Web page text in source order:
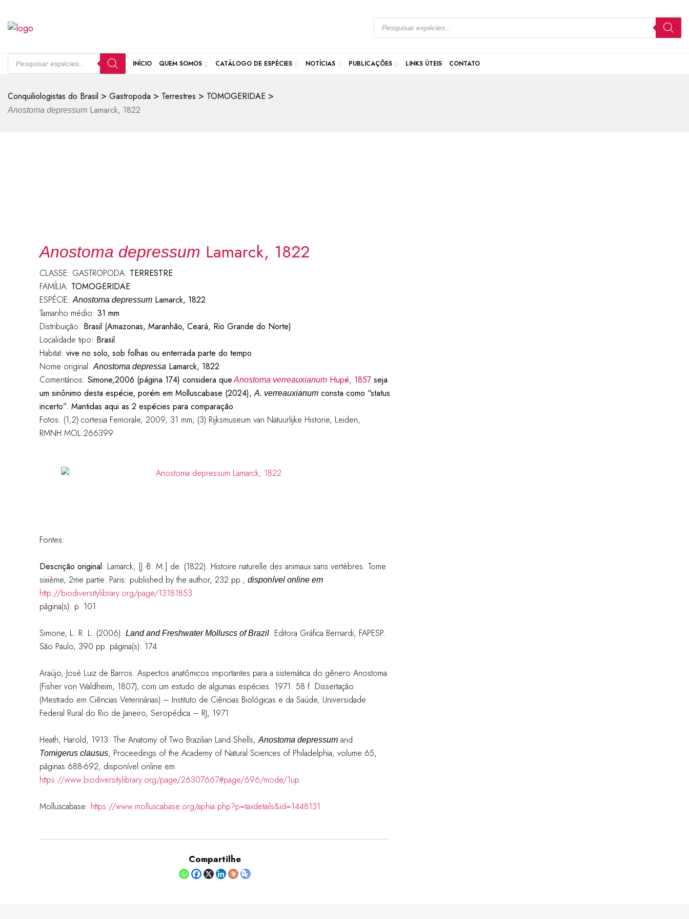
Pesquisar
produtos
Pesquisar produtos
INÍCIO QUEM SOMOS CATÁLOGO DE ESPÉCIES NOTÍCIAS PUBLICAÇÕES LINKS ÚTEIS CONTATO
Conquiliologistas do Brasil > Gastropoda > Terrestres > TOMOGERIDAE >
Anostoma depressum Lamarck, 1822
Anostoma depressum Lamarck, 1822
CLASSE: GASTROPODA: TERRESTRE
FAMÍLIA: TOMOGERIDAE
ESPÉCIE:Anostoma depressumLamarck, 1822
Tamanho médio: 31 mm
Distribuição: Brasil (Amazonas, Maranhão, Ceará, Rio Grande do Norte)
Localidade tipo: Brasil
Habitat: vive no solo, sob folhas ou enterrada parte do tempo
Nome original:Anostoma depressaLamarck, 1822
Comentários: Simone,2006 (página 174) considera que Anostoma verreauxianumHupé, 1857seja
um sinônimo desta espécie, porém em Molluscabase (2024),A. verreauxianumconsta como “status
incerto”. Mantidas aqui as 2 espécies para comparação
Fotos: (1,2) cortesia Femorale, 2009, 31 mm; (3) Rijksmuseum van Natuurlijke Historie, Leiden,
RMNH.MOL.266399
Fontes:
Descrição original: Lamarck, [J.-B. M.] de. (1822). Histoire naturelle des animaux sans vertèbres. Tome
sixième, 2me partie. Paris: published by the author, 232 pp., disponível online em
http://biodiversitylibrary.org/page/13181853
página(s): p. 101
Simone, L. R. L. (2006). Land and Freshwater Molluscs of Brazil. Editora Gráfica Bernardi, FAPESP.
São Paulo, 390 pp. página(s): 174
Araújo, José Luiz de Barros. Aspectos anatômicos importantes para a sistemática do gênero Anostoma
(Fisher von Waldheim, 1807), com um estudo de algumas espécies. 1971. 58 f. Dissertação
(Mestrado em Ciências Veterinárias) – Instituto de Ciências Biológicas e da Saúde, Universidade
Federal Rural do Rio de Janeiro, Seropédica – RJ, 1971
Heath, Harold, 1913. The Anatomy of Two Brazilian Land Shells,Anostoma depressumand
Tomigerus clausus, Proceedings of the Academy of Natural Sciences of Philadelphia, volume 65,
páginas 688-692, disponível online em
https://www.biodiversitylibrary.org/page/26307667#page/696/mode/1up
Molluscabase: https://www.molluscabase.org/aphia.php?p=taxdetails&id=1448131
Compartilhe